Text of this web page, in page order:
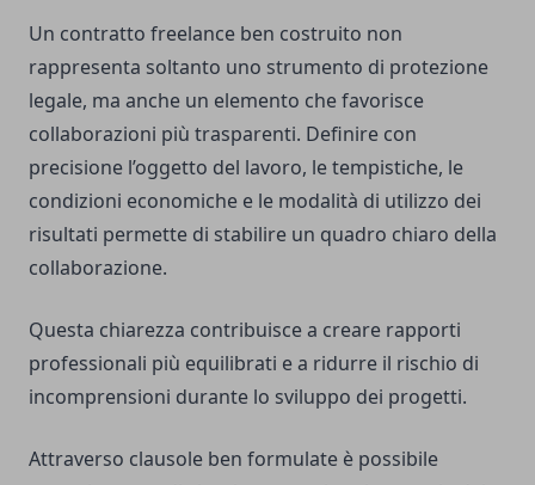
Un contratto freelance ben costruito non
rappresenta soltanto uno strumento di protezione
legale, ma anche un elemento che favorisce
collaborazioni più trasparenti. Definire con
precisione l’oggetto del lavoro, le tempistiche, le
condizioni economiche e le modalità di utilizzo dei
risultati permette di stabilire un quadro chiaro della
collaborazione.
Questa chiarezza contribuisce a creare rapporti
professionali più equilibrati e a ridurre il rischio di
incomprensioni durante lo sviluppo dei progetti.
Attraverso clausole ben formulate è possibile